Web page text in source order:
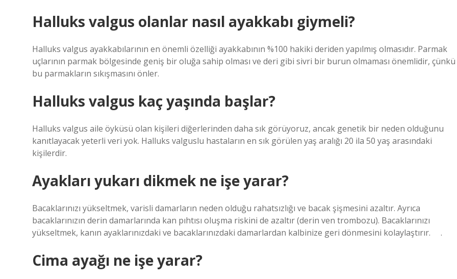
Halluks valgus olanlar nasıl ayakkabı giymeli?
Halluks valgus ayakkabılarının en önemli özelliği ayakkabının %100 hakiki deriden yapılmış olmasıdır. Parmak
uçlarının parmak bölgesinde geniş bir oluğa sahip olması ve deri gibi sivri bir burun olmaması önemlidir, çünkü
bu parmakların sıkışmasını önler.
Halluks valgus kaç yaşında başlar?
Halluks valgus aile öyküsü olan kişileri diğerlerinden daha sık görüyoruz, ancak genetik bir neden olduğunu
kanıtlayacak yeterli veri yok. Halluks valguslu hastaların en sık görülen yaş aralığı 20 ila 50 yaş arasındaki
kişilerdir.
Ayakları yukarı dikmek ne işe yarar?
Bacaklarınızı yükseltmek, varisli damarların neden olduğu rahatsızlığı ve bacak şişmesini azaltır. Ayrıca
bacaklarınızın derin damarlarında kan pıhtısı oluşma riskini de azaltır (derin ven trombozu). Bacaklarınızı
yükseltmek, kanın ayaklarınızdaki ve bacaklarınızdaki damarlardan kalbinize geri dönmesini kolaylaştırır. ⠀ .
Cima ayağı ne işe yarar?